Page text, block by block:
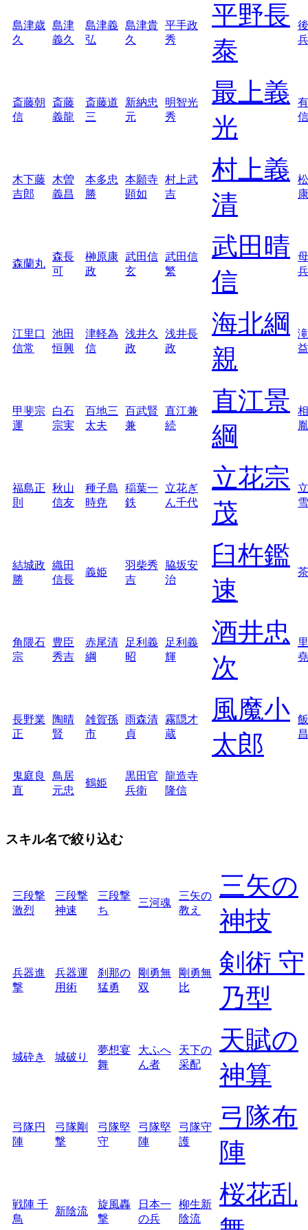
島津歳
久
島津
義久
島津義
弘
島津貴
久
平手政
秀
平野長
泰
斎藤朝
信
斎藤
義龍
斎藤道
三
新納忠
元
明智光
秀
最上義
光
信
木下藤
吉郎
木曽
義昌
本多忠
勝
本願寺
顕如
村上武
吉
村上義
清
康
森蘭丸
森長
可
榊原康
政
武田信
玄
武田信
繁
武田晴
信
江里口
信常
池田
恒興
津軽為
信
浅井久
政
浅井長
政
海北綱
親
益
甲斐宗
運
白石
宗実
百地三
太夫
百武賢
兼
直江兼
続
直江景
綱
胤
福島正
則
秋山
信友
種子島
時尭
稲葉一
鉄
立花ぎ
ん千代
立花宗
茂
雪
結城政
勝
織田
信長
義姫
羽柴秀
吉
脇坂安
治
臼杵鑑
速
角隈石
宗
豊臣
秀吉
赤尾清
綱
足利義
昭
足利義
輝
酒井忠
次
堯
長野業
正
陶晴
賢
雑賀孫
市
雨森清
貞
霧隠才
蔵
風魔小
太郎
昌
鬼庭良
直
鳥居
元忠
鶴姫
黒田官
兵衛
龍造寺
隆信
スキル名で絞り込む
三段撃
激烈
三段撃
神速
三段撃
ち
三河魂
三矢の
教え
三矢の
神技
兵器進
撃
兵器運
用術
刹那の
猛勇
剛勇無
双
剛勇無
比
剣術 守
乃型
城砕き 城破り
夢想宴
舞
大ふへ
ん者
天下の
采配
天賦の
神算
弓隊円
陣
弓隊剛
撃
弓隊堅
守
弓隊堅
陣
弓隊守
護
弓隊布
陣
戦陣 千
鳥
新陰流
旋風轟
撃
日本一
の兵
柳生新
陰流
桜花乱